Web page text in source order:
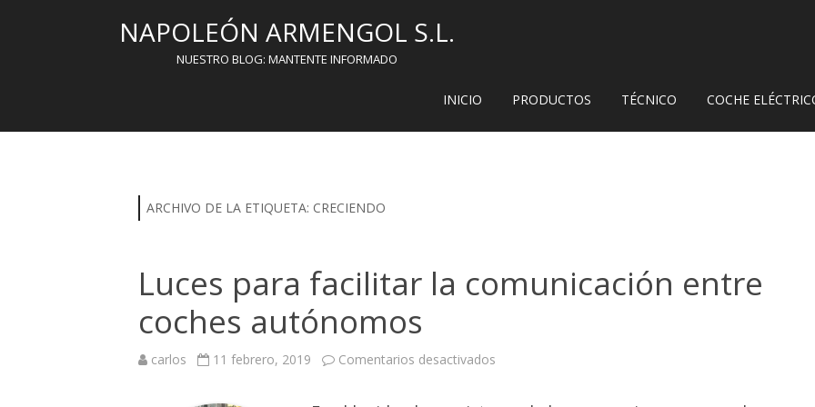
NAPOLEÓN ARMENGOL S.L.
NUESTRO BLOG: MANTENTE INFORMADO
INICIO PRODUCTOS TÉCNICO COCHE
ARCHIVO DE LA ETIQUETA: CRECIENDO
Luces para facilitar la comunicación entre
coches autónomos
carlos 11 febrero, 2019 Comentarios desactivados